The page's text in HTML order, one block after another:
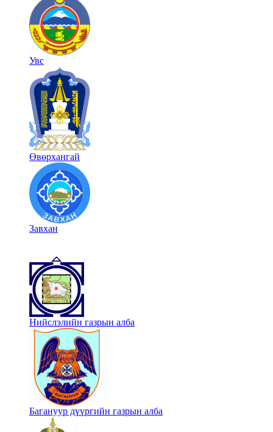
Увс
Өвөрхангай
Завхан
Нийслэлийн газрын алба
Багануур дүүргийн газрын алба